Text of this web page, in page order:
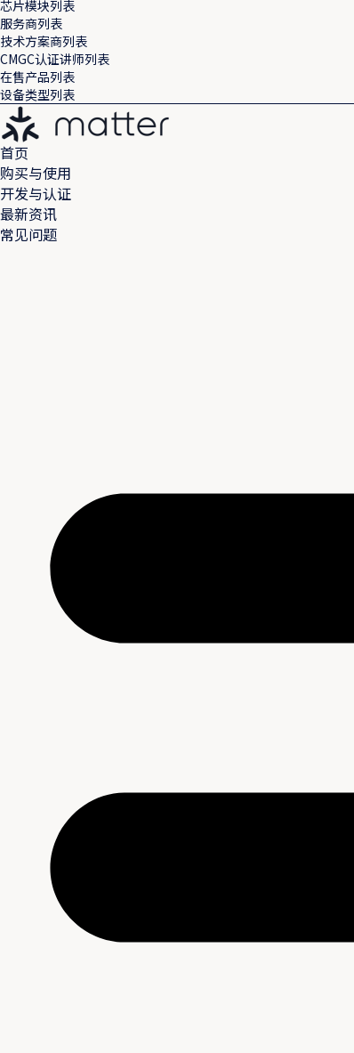
芯片模块列表
服务商列表
技术方案商列表
CMGC认证讲师列表
在售产品列表
设备类型列表
首页
购买与使用
开发与认证
最新资讯
常见问题